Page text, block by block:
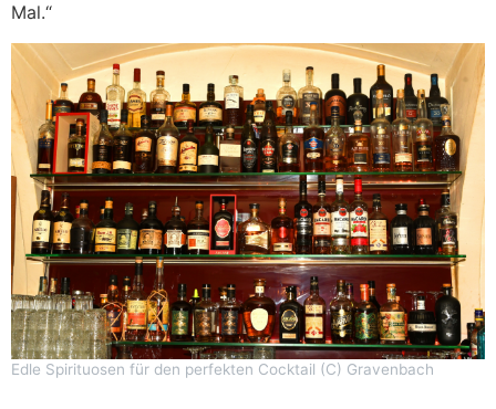
Mal.“
Edle Spirituosen für den perfekten Cocktail (C) Gravenbach